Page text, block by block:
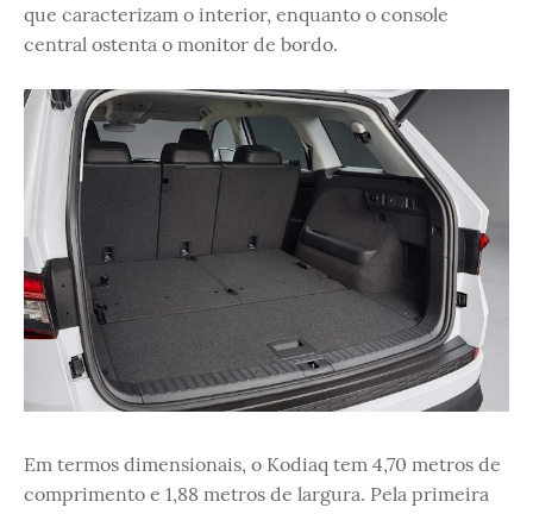
que caracterizam o interior, enquanto o console
central ostenta o monitor de bordo.
Em termos dimensionais, o Kodiaq tem 4,70 metros de
comprimento e 1,88 metros de largura. Pela primeira